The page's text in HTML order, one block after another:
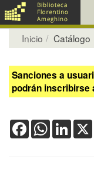
Inicio Catálogo
Sanciones a
podrán inscribirse
FacebookWhatsApp